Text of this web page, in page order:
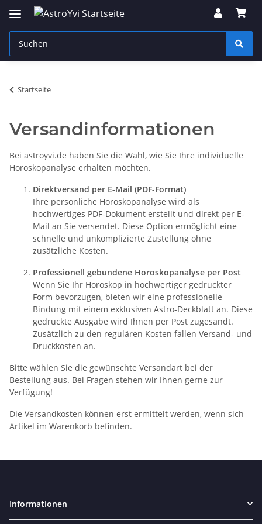
Startseite
Versandinformationen
Bei astroyvi.de haben Sie die Wahl, wie Sie Ihre individuelle
Horoskopanalyse erhalten möchten.
Direktversand per E-Mail (PDF-Format)
Ihre persönliche Horoskopanalyse wird als
hochwertiges PDF-Dokument erstellt und direkt per E-
Mail an Sie versendet. Diese Option ermöglicht eine
schnelle und unkomplizierte Zustellung ohne
zusätzliche Kosten.
Professionell gebundene Horoskopanalyse per Post
Wenn Sie Ihr Horoskop in hochwertiger gedruckter
Form bevorzugen, bieten wir eine professionelle
Bindung mit einem exklusiven Astro-Deckblatt an. Diese
gedruckte Ausgabe wird Ihnen per Post zugesandt.
Zusätzlich zu den regulären Kosten fallen Versand- und
Druckkosten an.
Bitte wählen Sie die gewünschte Versandart bei der
Bestellung aus. Bei Fragen stehen wir Ihnen gerne zur
Verfügung!
Die Versandkosten können erst ermittelt werden, wenn sich
Artikel im Warenkorb befinden.
Informationen